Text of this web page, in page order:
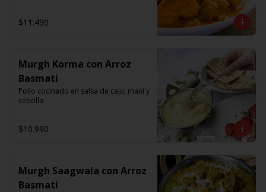
$11.490
Murgh Korma con Arroz
Basmati
Pollo cocinado en salsa de cajú, maní y
cebolla
$10.990
Murgh Saagwala con Arroz
Basmati